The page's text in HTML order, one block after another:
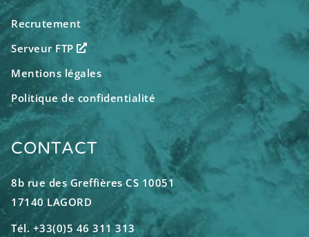
Recrutement
Serveur FTP
Mentions légales
Politique de confidentialité
CONTACT
8b rue des Greffières CS 10051
17140 LAGORD
Tél. +33(0)5 46 311 313